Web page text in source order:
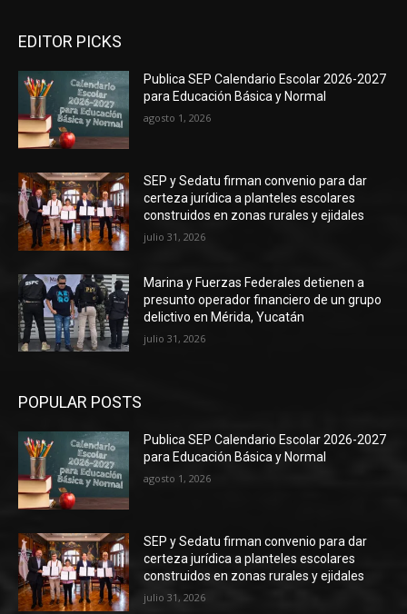
EDITOR PICKS
Publica SEP Calendario Escolar 2026-2027
para Educación Básica y Normal
agosto 1, 2026
SEP y Sedatu firman convenio para dar
certeza jurídica a planteles escolares
construidos en zonas rurales y ejidales
julio 31, 2026
Marina y Fuerzas Federales detienen a
presunto operador financiero de un grupo
delictivo en Mérida, Yucatán
julio 31, 2026
POPULAR POSTS
Publica SEP Calendario Escolar 2026-2027
para Educación Básica y Normal
agosto 1, 2026
SEP y Sedatu firman convenio para dar
certeza jurídica a planteles escolares
construidos en zonas rurales y ejidales
julio 31, 2026